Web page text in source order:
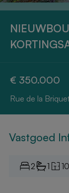
€ 350.000
Rue de la
Vastgoed
2 1